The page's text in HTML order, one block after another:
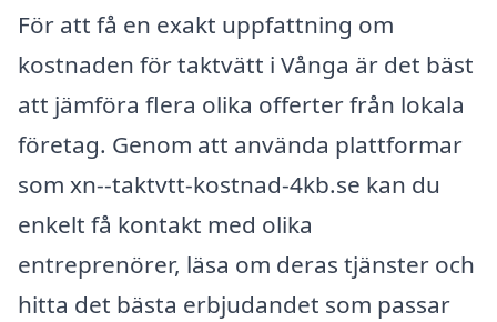
För att få en exakt uppfattning om
kostnaden för taktvätt i Vånga är det bäst
att jämföra flera olika offerter från lokala
företag. Genom att använda plattformar
som xn--taktvtt-kostnad-4kb.se kan du
enkelt få kontakt med olika
entreprenörer, läsa om deras tjänster och
hitta det bästa erbjudandet som passar